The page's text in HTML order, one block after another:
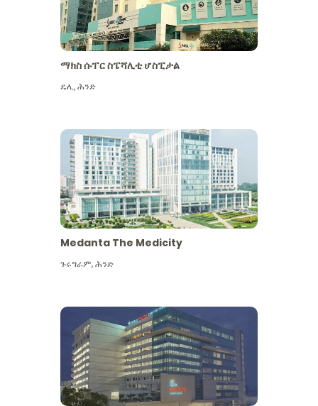
ማክስ ሱፐር ስፔሻሊቲ ሆስፒታል
ዴሊ,ሕንድ
Medanta The Medicity
ጉሩግራም,ሕንድ